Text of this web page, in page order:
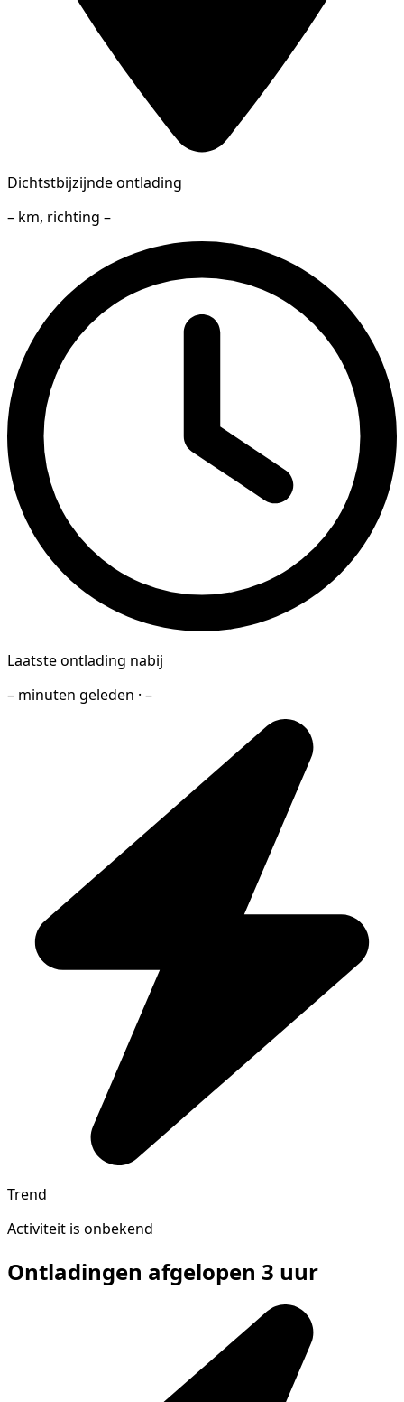
Dichtstbijzijnde ontlading
– km, richting –
Laatste ontlading nabij
– minuten geleden · –
Trend
Activiteit is onbekend
Ontladingen afgelopen 3 uur